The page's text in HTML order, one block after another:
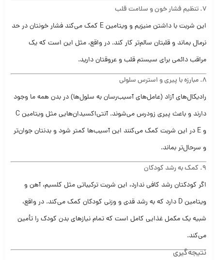
7. تنظیم فشار خون و سلامت قلب
این شربت با داشتن منیزیم و ویتامین E کمک می‌کند فشار خونتان در حد
نرمال بماند و قلبتان سالم‌تر کار کند. در واقع، مثل این است که یک
مراقب دائمی برای سیستم قلب و عروقتان دارید.
8. مبارزه با پیری و استرس سلولی
رادیکال‌های آزاد (عامل‌های آسیب‌رسان به سلول‌ها) در بدن همه ما وجود
دارند و باعث پیری زودرس می‌شوند. آنتی‌اکسیدان‌هایی مثل ویتامین C
و E در این شربت کمک می‌کنند این آسیب‌ها کمتر شود و بدنتان جوان‌تر
و سرحال‌تر بماند.
9. کمک به رشد کودکان
اگر کودکتان رشد کافی ندارد، این شربت ترکیباتی مثل کلسیم، آهن و
ویتامین D دارد که به رشد قدی و وزنی کودکان کمک می‌کند. در واقع،
شبیه یک مکمل غذایی کامل است که تمام نیازهای بدن کودک را تأمین
می‌کند.
نتیجه‌گیری